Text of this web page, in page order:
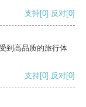
支持[0] 反对[0]
到高品质的旅行体
支持[0] 反对[0]